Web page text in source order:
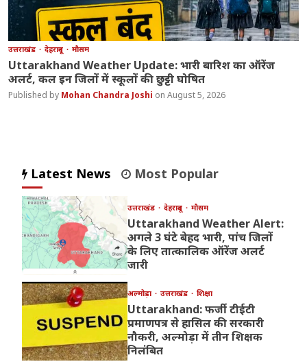
उत्तराखंड देहरादून मौसम
Uttarakhand Weather Update: भारी बारिश का ऑरेंज
अलर्ट, कल इन जिलों में स्कूलों की छुट्टी घोषित
Mohan Chandra Joshi August 5, 2026
Latest News Most Popular
उत्तराखंड देहरादून मौसम
Uttarakhand Weather Alert:
अगले 3 घंटे बेहद भारी, पांच जिलों
के लिए तात्कालिक ऑरेंज अलर्ट
जारी
अल्मोड़ा उत्तराखंड शिक्षा
Uttarakhand: फर्जी टीईटी
प्रमाणपत्र से हासिल की सरकारी
नौकरी, अल्मोड़ा में तीन शिक्षक
निलंबित